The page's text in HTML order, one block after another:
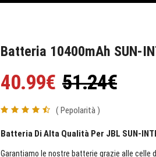
Batteria 10400mAh SUN-
40.99€ 51.24€
( Pepolarità )
Batteria Di Alta Qualità Per JBL SUN-
Garantiamo le nostre batterie grazie alle